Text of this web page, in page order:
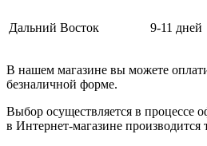
Дальний Восток 9-11 дней
В нашем магазине вы можете
безналичной форме.
Выбор осуществляется в процессе
в Интернет-магазине производится